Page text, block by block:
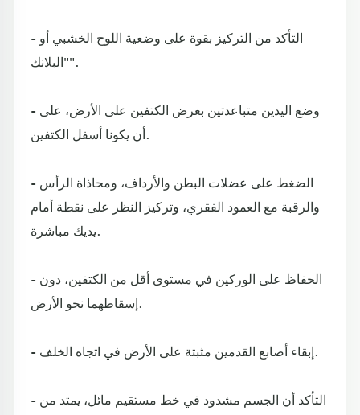
- التأكد من التركيز بقوة على وضعية اللوح الخشبي أو
"البلانك".
- وضع اليدين متباعدتين بعرض الكتفين على الأرض، على
أن يكونا أسفل الكتفين.
- الضغط على عضلات البطن والأرداف، ومحاذاة الرأس
والرقبة مع العمود الفقري، وتركيز النظر على نقطة أمام
يديك مباشرة.
- الحفاظ على الوركين في مستوى أقل من الكتفين، دون
إسقاطهما نحو الأرض.
- إبقاء أصابع القدمين مثبتة على الأرض في اتجاه الخلف.
- التأكد أن الجسم مشدود في خط مستقيم مائل، يمتد من